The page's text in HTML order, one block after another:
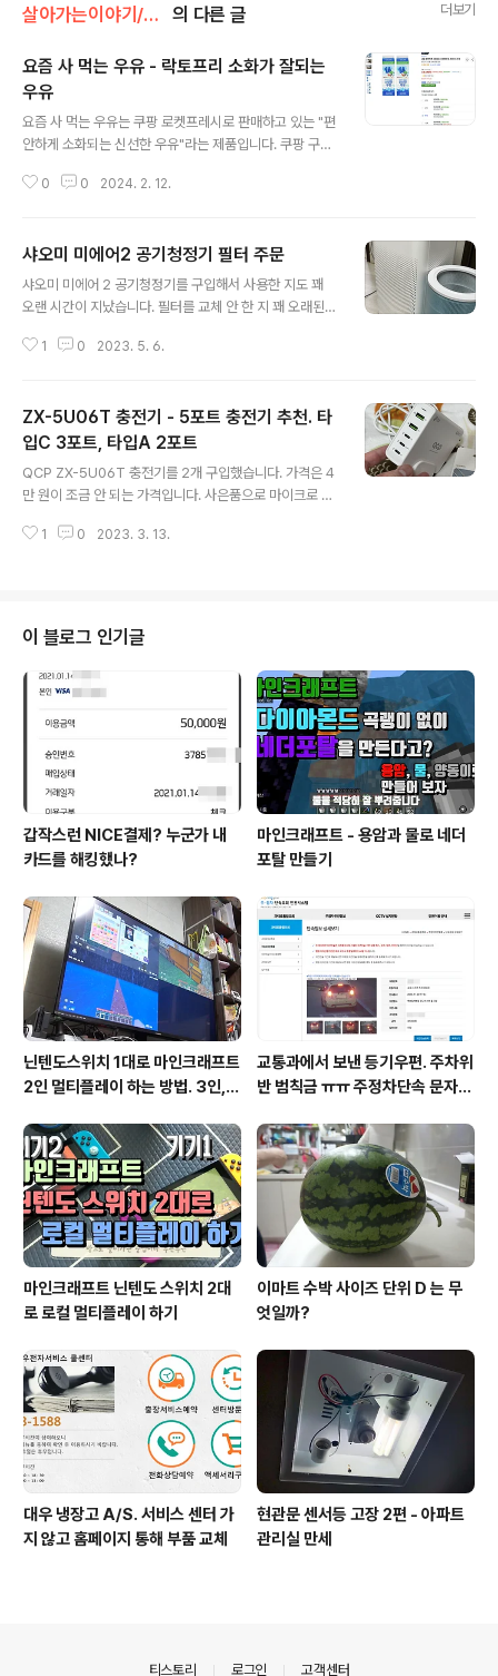
살아가는이야기/내돈내산 의 다른 글 더보기
요즘 사 먹는 우유 - 락토프리 소화가 잘되는
우유
요즘 사 먹는 우유는 쿠팡 로켓프레시로 판매하고 있는 "편
안하게 소화되는 신선한 우유"라는 제품입니다. 쿠팡 구매
를 통해 구입하면 저에게 약간의 이익이 생깁니다) 이전에
먹던 우유 - 이마트 트레이더스 우유 꽤 오랜 기간 집에서
먹던 우유는 이마트 트레이더스에서 판매하는 마이밀크 2.
4L였습니다. 1주일에 보통 4개 정도를 사 먹었습니다. 가
이더스에 1주일에 한 번 정도는 가는 편이었기에 가는 겸
0 0 2024. 2. 12.
샤오미 미에어2 공기청정기 필터 주문
샤오미 미에어 2 공기청정기를 구입해서 사용한 지도 꽤
오랜 시간이 지났습니다. 필터를 교체 안 한 지 꽤 오래된
낌이라 얼마 전부터 사용하고 있지 않았습니다. 필터 구매
했습니다. 잘 기억은 안 나지만 최근에 사용했던 필터는 호
환필터였던 거 같습니다. 얼마 전까지 호흡기 질환으로 고
생했었는데 괜스레 필터 때문인가 싶은 생각도 듭니다. 공
기청정기 모델명도 다시 확인해 보았습니다. 2017년에 제
델이라 필터의 RFID 인식 기능 같은 건 없습니다. 안쪽에
1 0 2023. 5. 6.
ZX-5U06T 충전기 - 5포트 충전기 추천. 타
입C 3포트, 타입A 2포트
QCP ZX-5U06T 충전기를 2개 구입했습니다. 가격은 4
만 원이 조금 안 되는 가격입니다. 사은품으로 마이크로 B
이 없어지고 있긴 한데 그래도 가끔 필요할 때가 생기긴 합
생깁니다) 작년에 쿠팡에서 만듦 ZX-5U06T 충전기를 구
입해서 사용해 보니 괜찮아서 4개 정도 구입해서 회사, 아
이들 방, 거실, 작업실에 두고 사용했었는데요. 작업실에서
하나 더 사용하고, 안방에서도 사용하기 위해 2개를 더 구
입했습니다. 참고로 ZX-5U06T 충전기의 제조사는..
1 0 2023. 3. 13.
이 블로그 인기글
갑작스런 NICE결제? 누군가 내
카드를 해킹했나?
마인크래프트 - 용암과 물로 네더
포탈 만들기
닌텐도스위치 1대로 마인크래프트
2인 멀티플레이 하는 방법. 3인, 4
교통과에서 보낸 등기우편. 주차위
반 범칙금 ㅠㅠ 주정차단속 문자알
마인크래프트 닌텐도 스위치 2대
로 로컬 멀티플레이 하기
이마트 수박 사이즈 단위 D 는 무
엇일까?
대우 냉장고 A/S. 서비스 센터 가
지 않고 홈페이지 통해 부품 교체
현관문 센서등 고장 2편 - 아파트
관리실 만세
티스토리 로그인 고객센터